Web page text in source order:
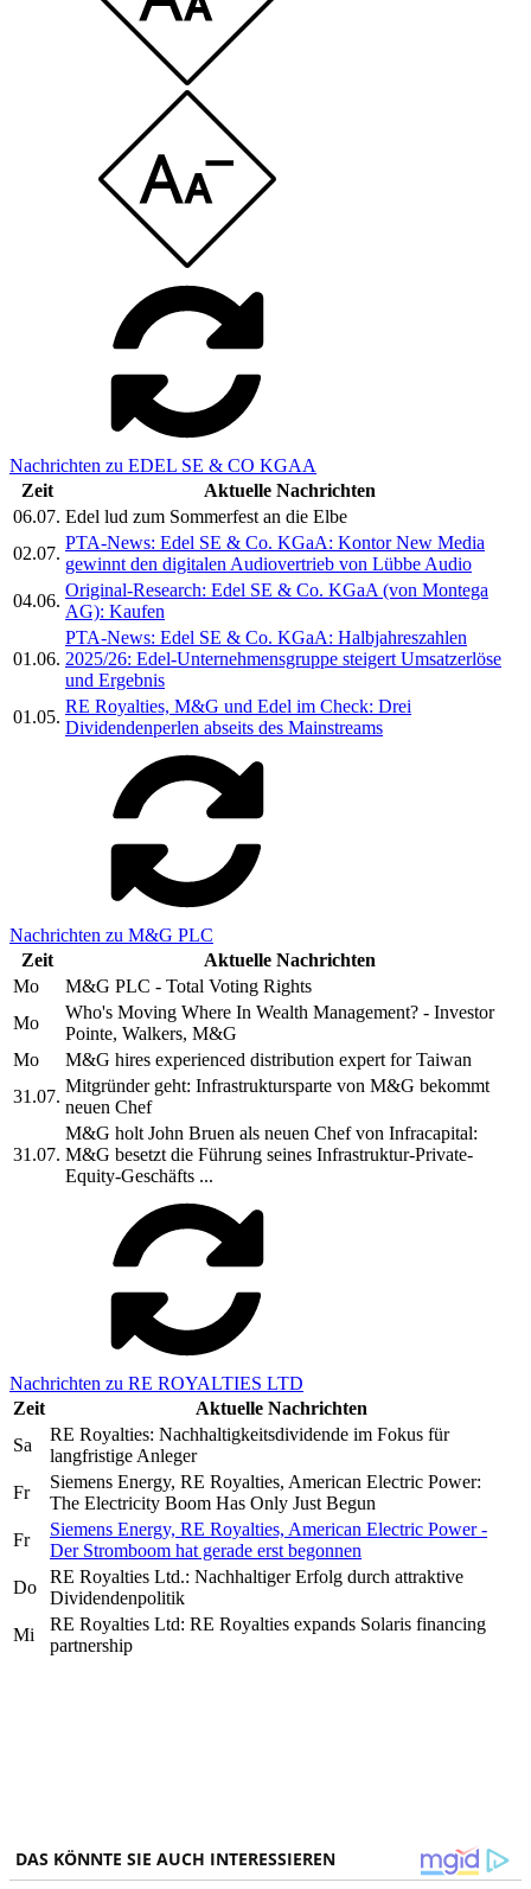
Nachrichten zu EDEL SE & CO KGAA
Zeit
Aktuelle Nachrichten
06.07. Edel lud zum Sommerfest an die Elbe
02.07.
PTA-News: Edel SE & Co. KGaA: Kontor New Media
gewinnt den digitalen Audiovertrieb von Lübbe Audio
04.06.
Original-Research: Edel SE & Co. KGaA (von Montega
AG): Kaufen
01.06.
PTA-News: Edel SE & Co. KGaA: Halbjahreszahlen
2025/26: Edel-Unternehmensgruppe steigert Umsatzerlöse
und Ergebnis
01.05.
RE Royalties, M&G und Edel im Check: Drei
Dividendenperlen abseits des Mainstreams
Nachrichten zu M&G PLC
Zeit
Aktuelle Nachrichten
Mo
M&G PLC - Total Voting Rights
Mo
Who's Moving Where In Wealth Management? - Investor
Pointe, Walkers, M&G
Mo
M&G hires experienced distribution expert for Taiwan
31.07.
Mitgründer geht: Infrastruktursparte von M&G bekommt
neuen Chef
31.07.
M&G holt John Bruen als neuen Chef von Infracapital:
M&G besetzt die Führung seines Infrastruktur-Private-
Equity-Geschäfts ...
Nachrichten zu RE ROYALTIES LTD
Zeit
Aktuelle Nachrichten
Sa
RE Royalties: Nachhaltigkeitsdividende im Fokus für
langfristige Anleger
Fr
Siemens Energy, RE Royalties, American Electric Power:
The Electricity Boom Has Only Just Begun
Fr
Siemens Energy, RE Royalties, American Electric Power -
Der Stromboom hat gerade erst begonnen
Do
RE Royalties Ltd.: Nachhaltiger Erfolg durch attraktive
Dividendenpolitik
Mi
RE Royalties Ltd: RE Royalties expands Solaris financing
partnership